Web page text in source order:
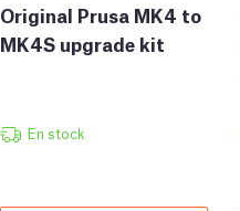
Original Prusa MK4 to
MK4S upgrade kit
En stock